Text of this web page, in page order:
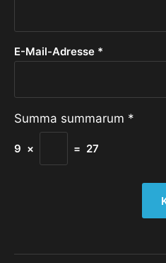
E-Mail-Adresse *
Summa summarum *
9 × = 27